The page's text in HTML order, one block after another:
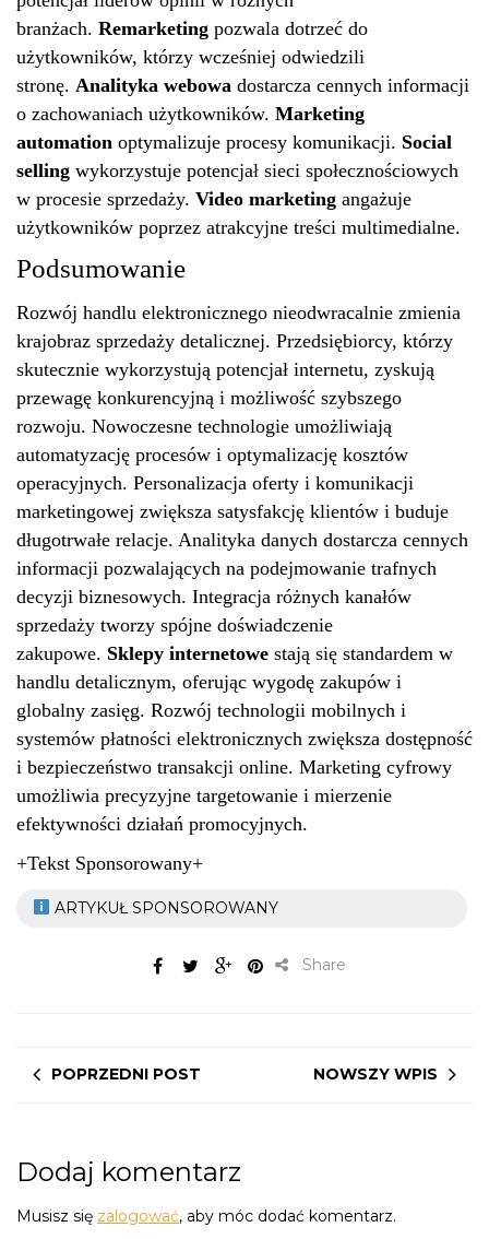
branżach. Remarketing pozwala dotrzeć do
użytkowników, którzy wcześniej odwiedzili
stronę. Analityka webowa dostarcza cennych informacji
o zachowaniach użytkowników. Marketing
automation optymalizuje procesy komunikacji. Social
selling wykorzystuje potencjał sieci społecznościowych
w procesie sprzedaży. Video marketing angażuje
użytkowników poprzez atrakcyjne treści multimedialne.
Podsumowanie
Rozwój handlu elektronicznego nieodwracalnie zmienia
krajobraz sprzedaży detalicznej. Przedsiębiorcy, którzy
skutecznie wykorzystują potencjał internetu, zyskują
przewagę konkurencyjną i możliwość szybszego
rozwoju. Nowoczesne technologie umożliwiają
automatyzację procesów i optymalizację kosztów
operacyjnych. Personalizacja oferty i komunikacji
marketingowej zwiększa satysfakcję klientów i buduje
długotrwałe relacje. Analityka danych dostarcza cennych
informacji pozwalających na podejmowanie trafnych
decyzji biznesowych. Integracja różnych kanałów
sprzedaży tworzy spójne doświadczenie
zakupowe. Sklepy internetowe stają się standardem w
handlu detalicznym, oferując wygodę zakupów i
globalny zasięg. Rozwój technologii mobilnych i
systemów płatności elektronicznych zwiększa dostępność
i bezpieczeństwo transakcji online. Marketing cyfrowy
umożliwia precyzyjne targetowanie i mierzenie
efektywności działań promocyjnych.
+Tekst Sponsorowany+
ARTYKUŁ SPONSOROWANY
Share
POPRZEDNI POST NOWSZY WPIS
Dodaj komentarz
Musisz się zalogować, aby móc dodać komentarz.